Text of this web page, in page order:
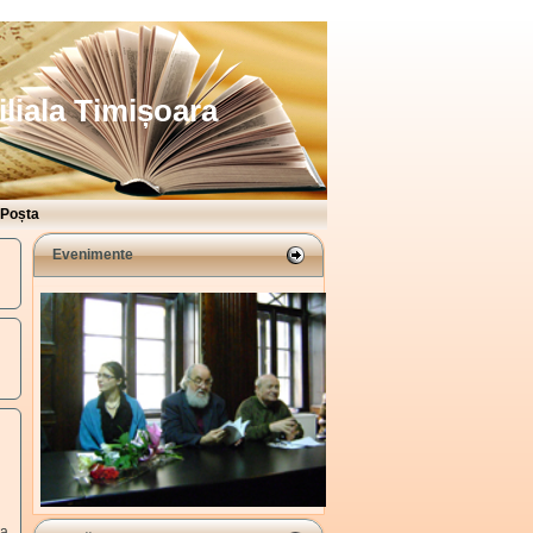
Timișoara
Poșta
Evenimente